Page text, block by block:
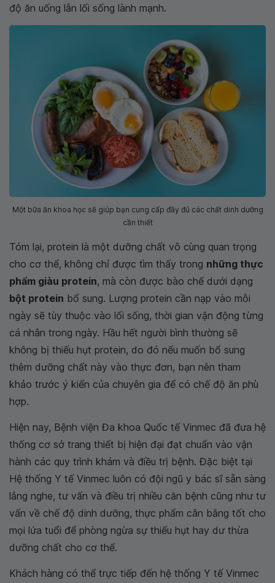
độ ăn uống lẫn lối sống lành mạnh.
Một bữa ăn khoa học sẽ giúp bạn cung cấp đầy đủ các chất dinh dưỡng
cần thiết
Tóm lại, protein là một dưỡng chất vô cùng quan trọng
cho cơ thể, không chỉ được tìm thấy trong những thực
phẩm giàu protein, mà còn được bào chế dưới dạng
bột protein bổ sung. Lượng protein cần nạp vào mỗi
ngày sẽ tùy thuộc vào lối sống, thời gian vận động từng
cá nhân trong ngày. Hầu hết người bình thường sẽ
không bị thiếu hụt protein, do đó nếu muốn bổ sung
thêm dưỡng chất này vào thực đơn, bạn nên tham
khảo trước ý kiến của chuyên gia để có chế độ ăn phù
hợp.
Hiện nay, Bệnh viện Đa khoa Quốc tế Vinmec đã đưa hệ
thống cơ sở trang thiết bị hiện đại đạt chuẩn vào vận
hành các quy trình khám và điều trị bệnh. Đặc biệt tại
Hệ thống Y tế Vinmec luôn có đội ngũ y bác sĩ sẵn sàng
lắng nghe, tư vấn và điều trị nhiều căn bệnh cũng như tư
vấn về chế độ dinh dưỡng, thực phẩm cân bằng tốt cho
mọi lứa tuổi để phòng ngừa sự thiếu hụt hay dư thừa
dưỡng chất cho cơ thể.
Khách hàng có thể trực tiếp đến hệ thống Y tế Vinmec